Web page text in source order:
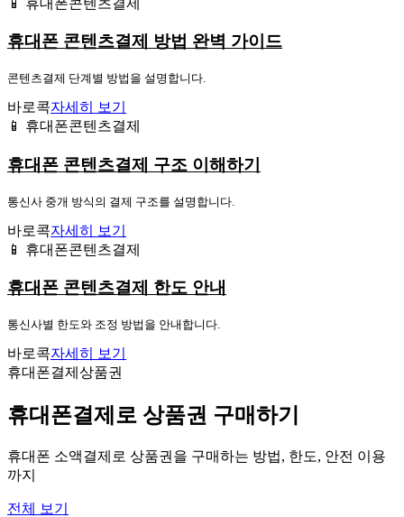
휴대폰 콘텐츠결제 방법 완벽 가이드
콘텐츠결제 단계별 방법을 설명합니다.
바로콕자세히 보기
📱 휴대폰콘텐츠결제
휴대폰 콘텐츠결제 구조 이해하기
통신사 중개 방식의 결제 구조를 설명합니다.
바로콕자세히 보기
📱 휴대폰콘텐츠결제
휴대폰 콘텐츠결제 한도 안내
통신사별 한도와 조정 방법을 안내합니다.
바로콕자세히 보기
휴대폰결제상품권
휴대폰결제로 상품권 구매하기
휴대폰 소액결제로 상품권을 구매하는 방법, 한도, 안전 이용
까지
전체 보기